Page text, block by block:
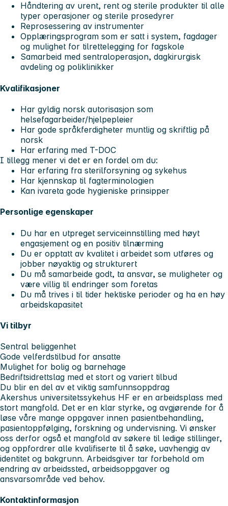
Håndtering av urent, rent og sterile produkter til alle
typer operasjoner og sterile prosedyrer
Reprosessering av instrumenter
Opplæringsprogram som er satt i system, fagdager
og mulighet for tilrettelegging for fagskole
Samarbeid med sentraloperasjon, dagkirurgisk
avdeling og poliklinikker
Kvalifikasjoner
Har gyldig norsk autorisasjon som
helsefagarbeider/hjelpepleier
Har gode språkferdigheter muntlig og skriftlig på
norsk
Har erfaring med T-DOC
I tillegg mener vi det er en fordel om du:
Har erfaring fra sterilforsyning og sykehus
Har kjennskap til fagterminologien
Kan ivareta gode hygieniske prinsipper
Personlige egenskaper
Du har en utpreget serviceinnstilling med høyt
engasjement og en positiv tilnærming
Du er opptatt av kvalitet i arbeidet som utføres og
jobber nøyaktig og strukturert
Du må samarbeide godt, ta ansvar, se muligheter og
være villig til endringer som foretas
Du må trives i til tider hektiske perioder og ha en høy
arbeidskapasitet
Vi tilbyr
Sentral beliggenhet
Gode velferdstilbud for ansatte
Mulighet for bolig og barnehage
Bedriftsidrettslag med et stort og variert tilbud
Du blir en del av et viktig samfunnsoppdrag
Akershus universitetssykehus HF er en arbeidsplass med
stort mangfold. Det er en klar styrke, og avgjørende for å
løse våre mange oppgaver innen pasientbehandling,
pasientoppfølging, forskning og undervisning. Vi ønsker
oss derfor også et mangfold av søkere til ledige stillinger,
og oppfordrer alle kvalifiserte til å søke, uavhengig av
identitet og bakgrunn. Arbeidsgiver tar forbehold om
endring av arbeidssted, arbeidsoppgaver og
ansvarsområde ved behov.
Kontaktinformasjon